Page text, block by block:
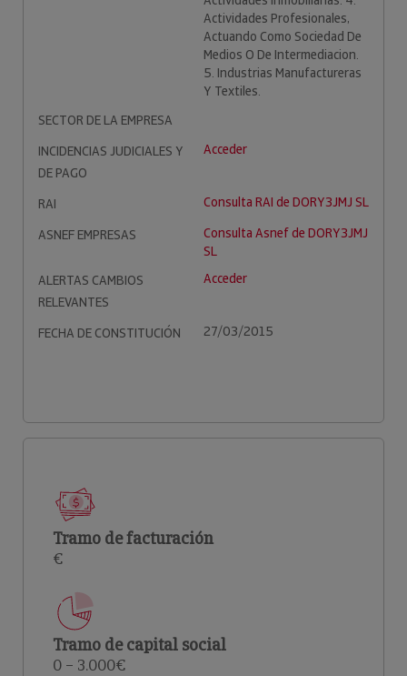
Actividades Profesionales,
Actuando Como Sociedad De
Medios O De Intermediacion.
5. Industrias Manufactureras
Y Textiles.
SECTOR DE LA EMPRESA
INCIDENCIAS JUDICIALES Y
DE PAGO
Acceder
RAI
Consulta RAI de DORY3JMJ SL
ASNEF EMPRESAS
Consulta Asnef de DORY3JMJ
SL
ALERTAS CAMBIOS
RELEVANTES
Acceder
FECHA DE CONSTITUCIÓN 27/03/2015
Tramo de facturación
€
Tramo de capital social
0 – 3.000€